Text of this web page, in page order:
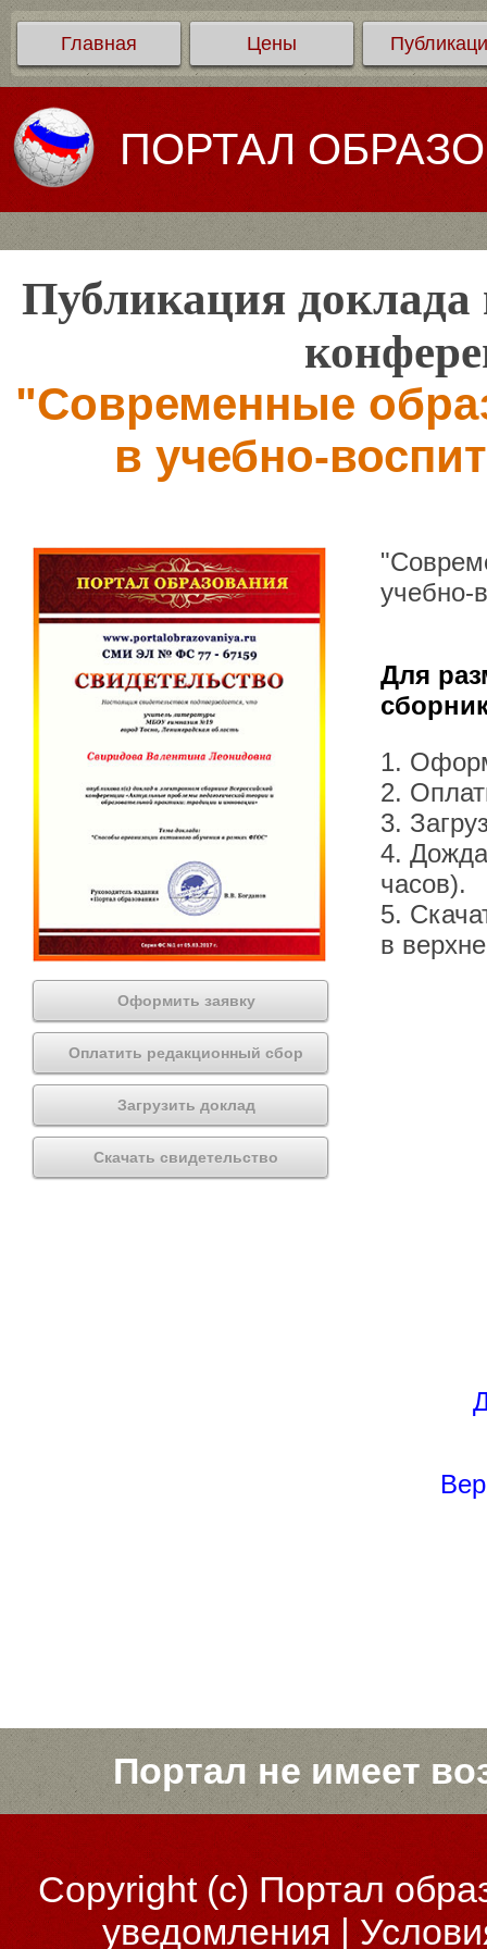
Главная Цены
ПОРТАЛ
Публикация доклада
"Современные
в учебно-
Оформить заявку
Оплатить редакционный сбор
Загрузить доклад
Скачать свидетельство
учебно-
Для
1.
2.
3.
4.
часов).
5.
в
Портал не имеет
Copyright (c)Портал
уведомления |